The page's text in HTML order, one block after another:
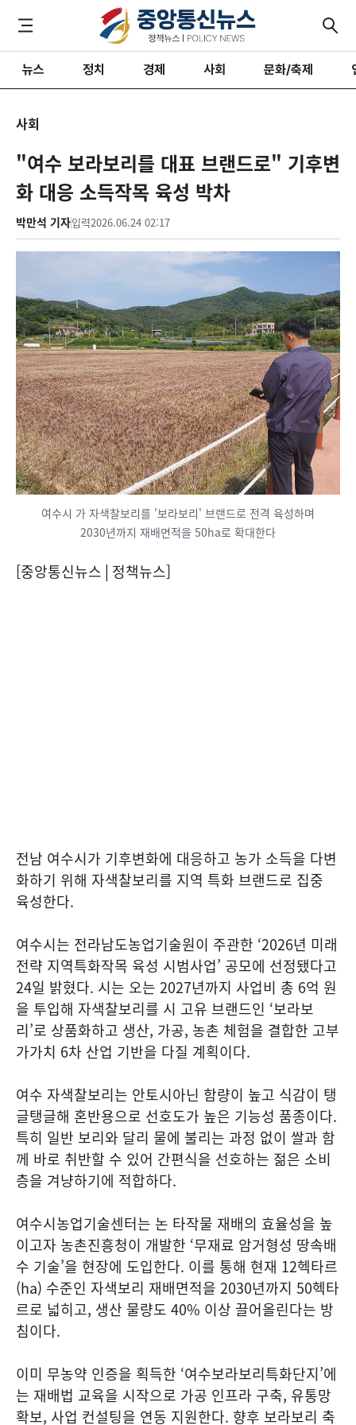
뉴스 정치 경제 사회 문화/축제
사회
"여수 보라보리를 대표 브랜드로" 기후변
화 대응 소득작목 육성 박차
박만석 기자입력2026.06.24 02:17
여수시 가 자색찰보리를 '보라보리' 브랜드로 전격 육성하며
2030년까지 재배면적을 50ha로 확대한다
[중앙통신뉴스│정책뉴스]
전남 여수시가 기후변화에 대응하고 농가 소득을 다변
화하기 위해 자색찰보리를 지역 특화 브랜드로 집중
육성한다.
여수시는 전라남도농업기술원이 주관한 ‘2026년 미래
전략 지역특화작목 육성 시범사업’ 공모에 선정됐다고
24일 밝혔다. 시는 오는 2027년까지 사업비 총 6억 원
을 투입해 자색찰보리를 시 고유 브랜드인 ‘보라보
리’로 상품화하고 생산, 가공, 농촌 체험을 결합한 고부
가가치 6차 산업 기반을 다질 계획이다.
여수 자색찰보리는 안토시아닌 함량이 높고 식감이 탱
글탱글해 혼반용으로 선호도가 높은 기능성 품종이다.
특히 일반 보리와 달리 물에 불리는 과정 없이 쌀과 함
께 바로 취반할 수 있어 간편식을 선호하는 젊은 소비
층을 겨냥하기에 적합하다.
여수시농업기술센터는 논 타작물 재배의 효율성을 높
이고자 농촌진흥청이 개발한 ‘무재료 암거형성 땅속배
수 기술’을 현장에 도입한다. 이를 통해 현재 12헥타르
(ha) 수준인 자색보리 재배면적을 2030년까지 50헥타
르로 넓히고, 생산 물량도 40% 이상 끌어올린다는 방
침이다.
이미 무농약 인증을 획득한 ‘여수보라보리특화단지’에
는 재배법 교육을 시작으로 가공 인프라 구축, 유통망
확보, 사업 컨설팅을 연동 지원한다. 향후 보라보리 축